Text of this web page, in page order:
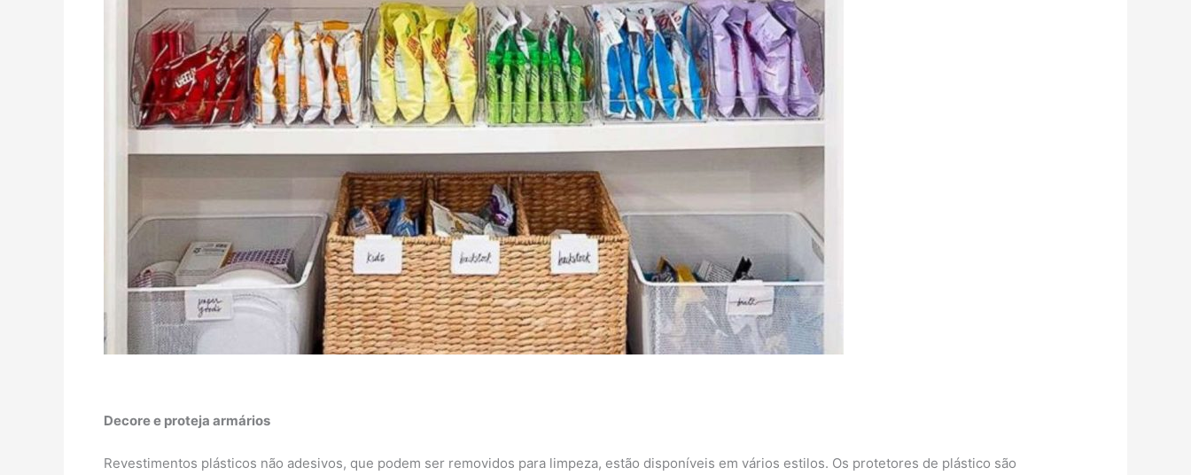
Decoree proteja armários
Revestimentos plásticos não adesivos, que podem ser removidos para limpeza, estão disponíveis em vários estilos. Os protetores de plástico são